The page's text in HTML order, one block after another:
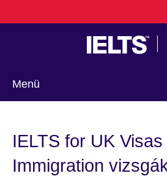
to
Menü
IELTS for UK Visas
Immigration